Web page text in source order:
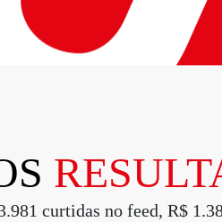
curtidas no feed, R$